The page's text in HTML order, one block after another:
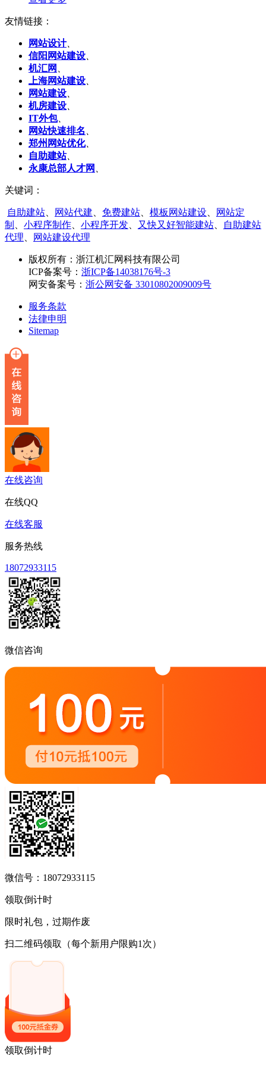
友情链接：
网站设计、
信阳网站建设、
机汇网 、
上海网站建设、
网站建设、
机房建设、
IT外包、
网站快速排名 、
郑州网站优化、
自助建站、
永康总部人才网 、
关键词：
自助建站 网站代建 免费建站 模板网站建设
网站定
制
小程序制作 小程序开发 又快又好智能建站
自助建站
代理
网站建设代理
版权所有： 浙江机汇网科技有限公司
ICP备案号： 浙ICP备14038176号-3
网安备案号： 浙公网安备 33010802009009号
服务条款
法律申明
Sitemap
在线咨询
在线QQ
在线客服
服务热线
18072933115
微信咨询
微信号：18072933115
领取倒计时
限时礼包，过期作废
扫二维码领取 （每个新用户限购1次）
领取倒计时